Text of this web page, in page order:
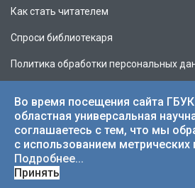
Как стать читателем
Спроси библиотекаря
Политика обработки персональных
© 2026 НОУНБ.
Во время посещения сайта
областная универсальная
соглашаетесь с тем, что мы
с использованием метрических
Подробнее...
Принять